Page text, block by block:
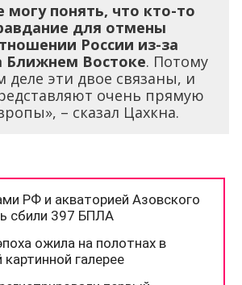
могу понять, что кто-то
для отмены
России из-за
Ближнем Востоке. Потому
деле эти двое связаны, и
очень прямую
– сказал Цахкна.